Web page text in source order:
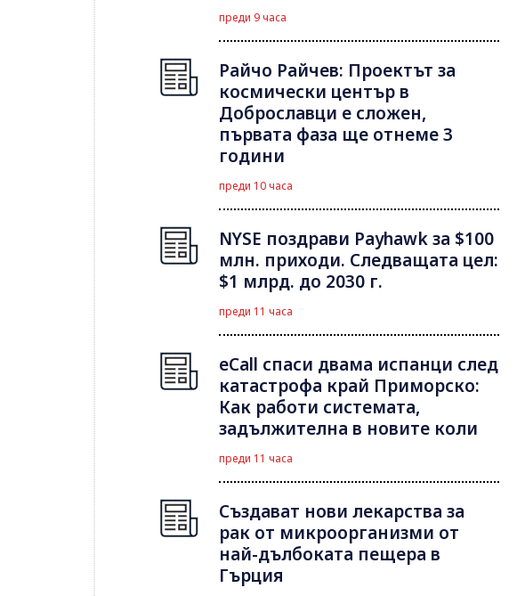
преди 9 часа
Райчо Райчев: Проектът за
космически център в
Доброславци е сложен,
първата фаза ще отнеме 3
години
преди 10 часа
NYSE поздрави Payhawk за $100
млн. приходи. Следващата цел:
$1 млрд. до 2030 г.
преди 11 часа
eCall спаси двама испанци след
катастрофа край Приморско:
Как работи системата,
задължителна в новите коли
преди 11 часа
Създават нови лекарства за
рак от микроорганизми от
най-дълбоката пещера в
Гърция